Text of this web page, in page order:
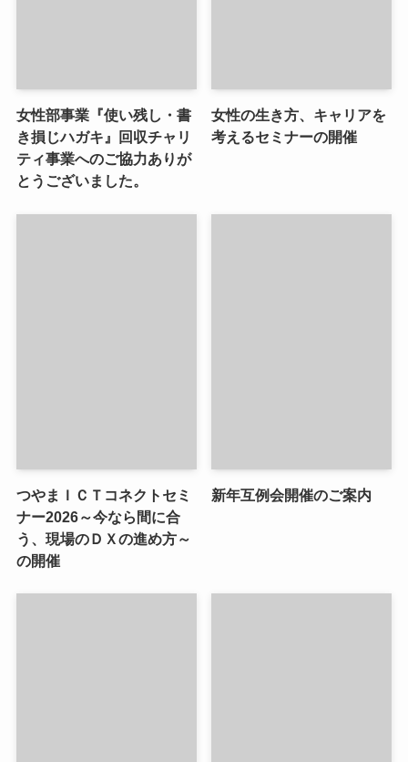
女性部事業『使い残し・書
き損じハガキ』回収チャリ
ティ事業へのご協力ありが
とうございました。
女性の生き方、キャリアを
考えるセミナーの開催
つやまＩＣＴコネクトセミ
ナー2026～今なら間に合
う、現場のＤＸの進め方～
の開催
新年互例会開催のご案内